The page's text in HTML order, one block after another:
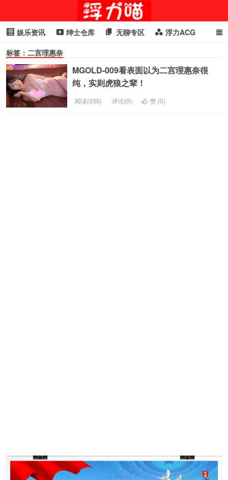
喵星闻
娱乐资讯 绅士仓库 无聊专区 浮力ACG
浮力GIF 明星头条
cosplay
标签：二宫理惠奈
MGOLD-009看表面以为二宫理惠奈很
纯，实则虎狼之辈！
阅读(330) 评论(0) 赞 (0)